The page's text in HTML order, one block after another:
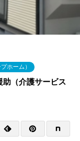
ホーム）
（介護サービス